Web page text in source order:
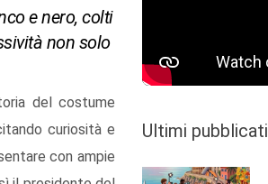
e nero, colti
non solo
del costume
curiosità e
con ampie
Ultimi pubblicati